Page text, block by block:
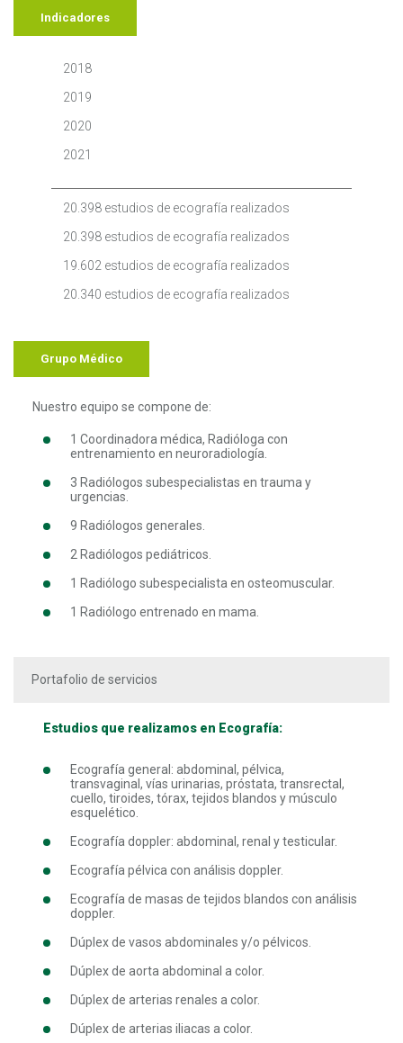
Indicadores
2018
2019
2020
2021
20.398 estudios de ecografía realizados
20.398 estudios de ecografía realizados
19.602 estudios de ecografía realizados
20.340 estudios de ecografía realizados
Grupo Médico
Nuestro equipo se compone de:
1 Coordinadora médica, Radióloga con
entrenamiento en neuroradiología.
3 Radiólogos subespecialistas en trauma y
urgencias.
9 Radiólogos generales.
2 Radiólogos pediátricos.
1 Radiólogo subespecialista en osteomuscular.
1 Radiólogo entrenado en mama.
Portafolio de servicios
Estudios que realizamos en Ecografía:
Ecografía general: abdominal, pélvica,
transvaginal, vías urinarias, próstata, transrectal,
cuello, tiroides, tórax, tejidos blandos y músculo
esquelético.
Ecografía doppler: abdominal, renal y testicular.
Ecografía pélvica con análisis doppler.
Ecografía de masas de tejidos blandos con análisis
doppler.
Dúplex de vasos abdominales y/o pélvicos.
Dúplex de aorta abdominal a color.
Dúplex de arterias renales a color.
Dúplex de arterias iliacas a color.